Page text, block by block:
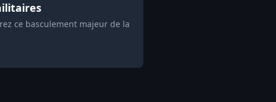
ce basculement majeur de la